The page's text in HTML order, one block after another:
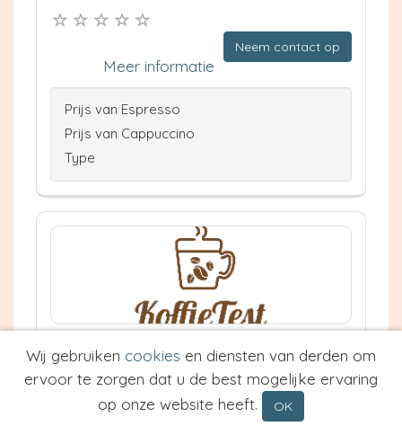
Neem contact op
Meer informatie
Prijs van Espresso
Prijs van Cappuccino
Type
Restaurant New China Town
Joure
Waardering:
Wij gebruiken cookies en diensten van derden om
ervoor te zorgen dat u de best mogelijke ervaring
op onze website heeft.
OK